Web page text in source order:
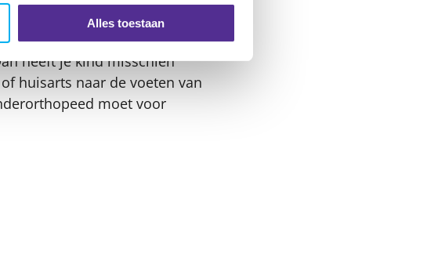
Alles toestaan
door de fysiotherapeut
heeft je kind misschien
huisarts naar de voeten van
moet voor